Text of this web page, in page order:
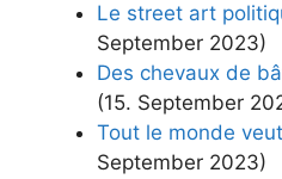
Le street art
September 2023)
Des chevaux de
(15. September
Tout le monde
September 2023)